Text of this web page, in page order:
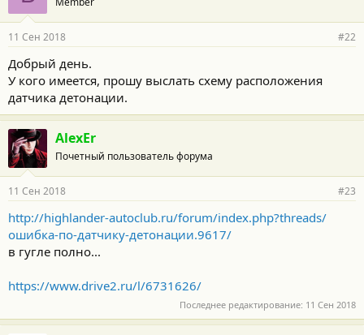
11 Сен 2018 #22
Добрый день.
У кого имеется, прошу выслать схему расположения
датчика детонации.
AlexEr
Почетный пользователь форума
11 Сен 2018 #23
http://highlander-autoclub.ru/forum/index.php?threads/
ошибка-по-датчику-детонации.9617/
в гугле полно...
https://www.drive2.ru/l/6731626/
Последнее редактирование: 11 Сен 2018